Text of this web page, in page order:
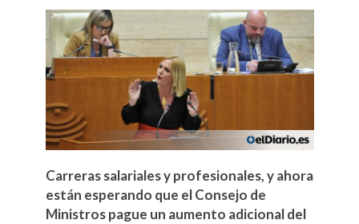
Carreras salariales y profesionales, y ahora
están esperando que el Consejo de
Ministros pague un aumento adicional del